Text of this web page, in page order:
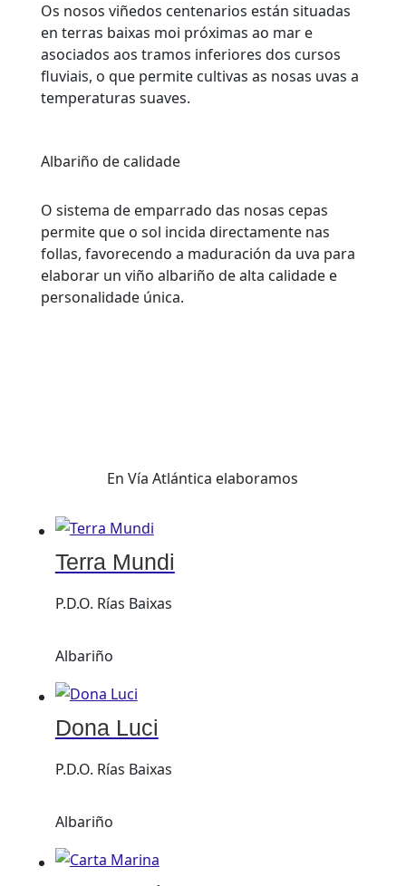
Os nosos viñedos centenarios están situadas
en terras baixas moi próximas ao mar e
asociados aos tramos inferiores dos cursos
fluviais, o que permite cultivas as nosas uvas a
temperaturas suaves.
Albariño de calidade
O sistema de emparrado das nosas cepas
permite que o sol incida directamente nas
follas, favorecendo a maduración da uva para
elaborar un viño albariño de alta calidade e
personalidade única.
En Vía Atlántica elaboramos
Terra Mundi
P.D.O. Rías Baixas
Albariño
Dona Luci
P.D.O. Rías Baixas
Albariño